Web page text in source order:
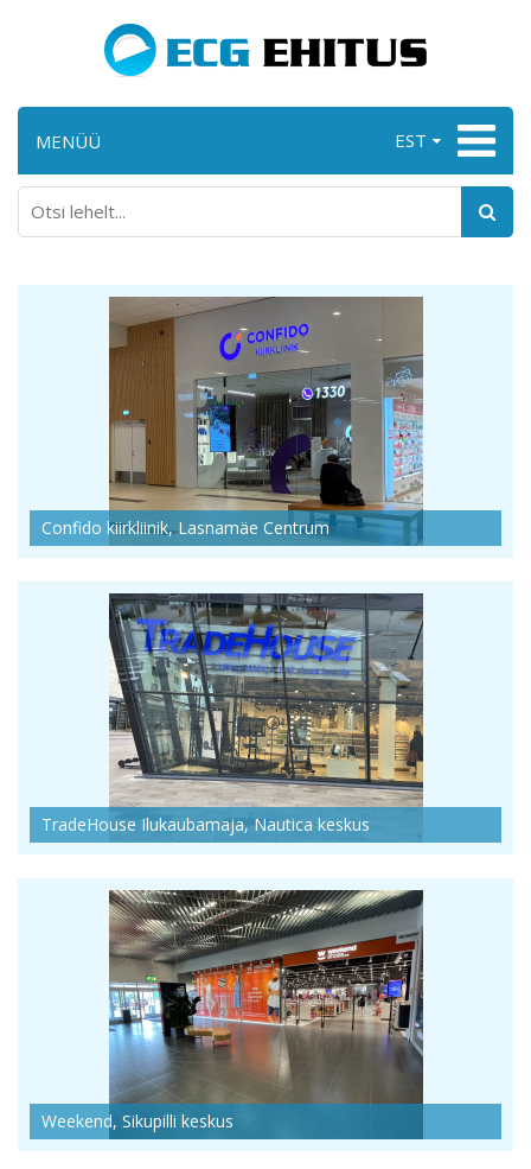
EST
MENÜÜ
Confido kiirkliinik, Lasnamäe Centrum
TradeHouse Ilukaubamaja, Nautica keskus
Weekend, Sikupilli keskus